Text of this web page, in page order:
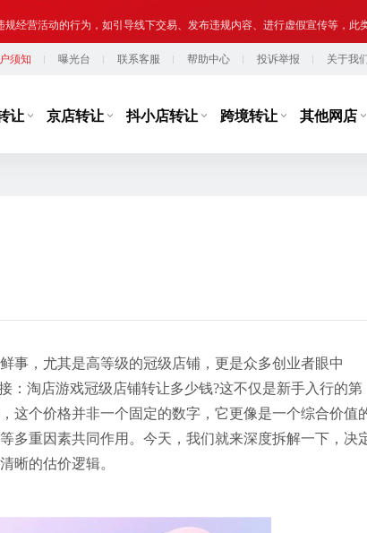
经营活动的行为，如引导线下交易、发布违规内容、进行虚假宣传等，
让或购买的网络店铺用于实施违法、犯罪行为；网络非法外之地,店铺出
须知 曝光台 联系客服 帮助中心 投诉举报 关于我
让 京店转让 抖小店转让 跨境转让 其他网店
事，尤其是高等级的冠级店铺，更是众多创业者眼中
：淘店游戏冠级店铺转让多少钱?这不仅是新手入行的第
这个价格并非一个固定的数字，它更像是一个综合价值
多重因素共同作用。今天，我们就来深度拆解一下，决
晰的估价逻辑。